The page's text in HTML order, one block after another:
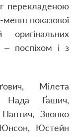
перекладеною
менш показової
– поспіхом і з
Мілета
Нада Ґашич,
Звонко
Юнсон, Юстейн